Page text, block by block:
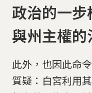
政治的一
與州主權
此外，也因此命
質疑：白宮利用